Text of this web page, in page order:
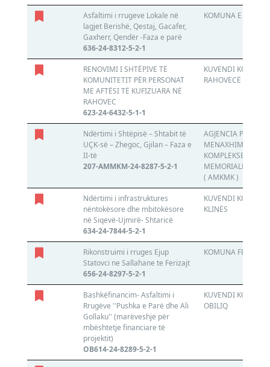
Asfaltimi i rrugeve Lokale në
lagjet Berishë, Qestaj, Gacafer,
Gaxherr, Qendër -Faza e parë
636-24-8312-5-2-1
KOMUNA E
RENOVIMI I SHTËPIVE TË
KOMUNITETIT PËR PERSONAT
ME AFTËSI TË KUFIZUARA NË
RAHOVEC
623-24-6432-5-1-1
KUVENDI
RAHOVECË
Ndërtimi i Shtëpisë – Shtabit të
UÇK-së – Zhegoc, Gjilan – Faza e
II-të
207-AMMKM-24-8287-5-2-1
AGJENCIA PËR
MENAXHIMIN E
KOMPLEKSEVE
MEMORIALE TË
( AMKMK )
Ndërtimi i infrastruktures
nëntokësore dhe mbitokësore
në Siqevë-Ujmirë- Shtaricë
634-24-7844-5-2-1
KUVENDI
KLINËS
Rikonstruimi i rruges Ejup
Statovci ne Sallahane te Ferizajt
656-24-8297-5-2-1
KOMUNA FERIZAJ
Bashkëfinancim- Asfaltimi i
Rrugëve ''Pushka e Parë dhe Ali
Gollaku'' (marëveshje për
mbështetje financiare të
projektit)
OB614-24-8289-5-2-1
KUVENDI
OBILIQ